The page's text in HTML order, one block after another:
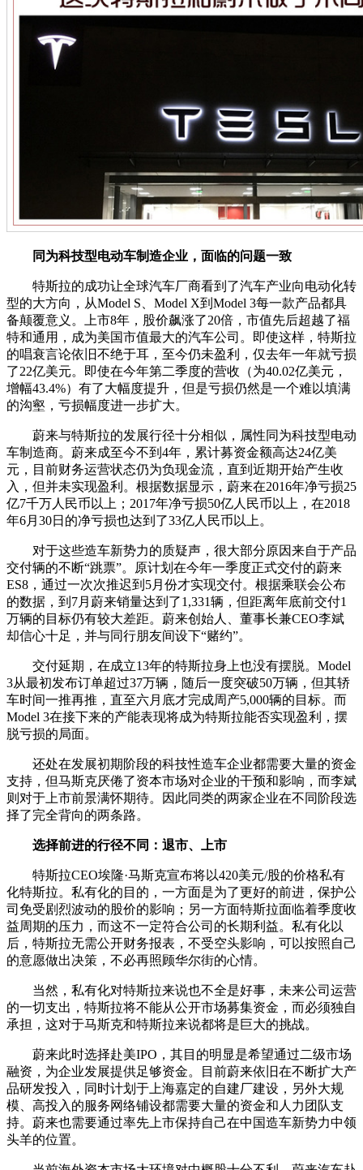
同为科技型电动车制造企业，面临的问题一致
特斯拉的成功让全球汽车厂商看到了汽车产业向电动化转
型的大方向，从Model S、Model X到Model 3每一款产品都具
备颠覆意义。上市8年，股价飙涨了20倍，市值先后超越了福
特和通用，成为美国市值最大的汽车公司。即使这样，特斯拉
的唱衰言论依旧不绝于耳，至今仍未盈利，仅去年一年就亏损
了22亿美元。即使在今年第二季度的营收（为40.02亿美元，
增幅43.4%）有了大幅度提升，但是亏损仍然是一个难以填满
的沟壑，亏损幅度进一步扩大。
蔚来与特斯拉的发展行径十分相似，属性同为科技型电动
车制造商。蔚来成至今不到4年，累计募资金额高达24亿美
元，目前财务运营状态仍为负现金流，直到近期开始产生收
入，但并未实现盈利。根据数据显示，蔚来在2016年净亏损25
亿7千万人民币以上；2017年净亏损50亿人民币以上，在2018
年6月30日的净亏损也达到了33亿人民币以上。
对于这些造车新势力的质疑声，很大部分原因来自于产品
交付辆的不断“跳票”。原计划在今年一季度正式交付的蔚来
ES8，通过一次次推迟到5月份才实现交付。根据乘联会公布
的数据，到7月蔚来销量达到了1,331辆，但距离年底前交付1
万辆的目标仍有较大差距。蔚来创始人、董事长兼CEO李斌
却信心十足，并与同行朋友间设下“赌约”。
交付延期，在成立13年的特斯拉身上也没有摆脱。Model
3从最初发布订单超过37万辆，随后一度突破50万辆，但其轿
车时间一推再推，直至六月底才完成周产5,000辆的目标。而
Model 3在接下来的产能表现将成为特斯拉能否实现盈利，摆
脱亏损的局面。
还处在发展初期阶段的科技性造车企业都需要大量的资金
支持，但马斯克厌倦了资本市场对企业的干预和影响，而李斌
则对于上市前景满怀期待。因此同类的两家企业在不同阶段选
择了完全背向的两条路。
选择前进的行径不同：退市、上市
特斯拉CEO埃隆·马斯克宣布将以420美元/股的价格私有
化特斯拉。私有化的目的，一方面是为了更好的前进，保护公
司免受剧烈波动的股价的影响；另一方面特斯拉面临着季度收
益周期的压力，而这不一定符合公司的长期利益。私有化以
后，特斯拉无需公开财务报表，不受空头影响，可以按照自己
的意愿做出决策，不必再照顾华尔街的心情。
当然，私有化对特斯拉来说也不全是好事，未来公司运营
的一切支出，特斯拉将不能从公开市场募集资金，而必须独自
承担，这对于马斯克和特斯拉来说都将是巨大的挑战。
蔚来此时选择赴美IPO，其目的明显是希望通过二级市场
融资，为企业发展提供足够资金。目前蔚来依旧在不断扩大产
品研发投入，同时计划于上海嘉定的自建厂建设，另外大规
模、高投入的服务网络铺设都需要大量的资金和人力团队支
持。蔚来也需要通过率先上市保持自己在中国造车新势力中领
头羊的位置。